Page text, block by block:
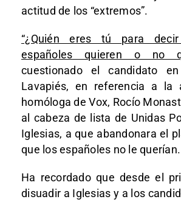
actitud de los “extremos”.
“¿Quién eres tú para
españoles quieren o no
cuestionado el candidato
Lavapiés, en referencia a la
homóloga de Vox, Rocío
al cabeza de lista de Unidas
Iglesias, a que abandonara el
que los españoles no le querían.
Ha recordado que desde el
disuadir a Iglesias y a los